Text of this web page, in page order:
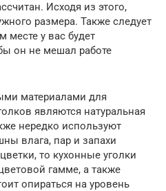
Исходя из этого,
размера. Также следует
месте у вас будет
он не мешал работе
материалами для
являются натуральная
нередко используют
влага, пар и запахи
то кухонные уголки
гамме, а также
опираться на уровень